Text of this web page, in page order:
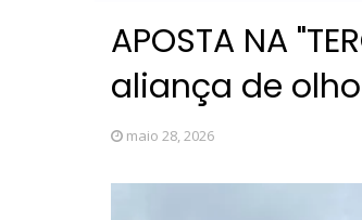
APOSTA NA
aliança de
maio 28, 2026